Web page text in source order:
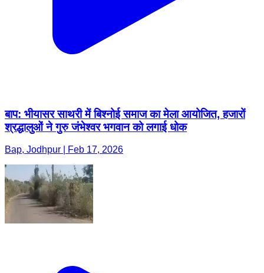
बाप: भीयासर साथरी में बिश्नोई समाज का मेला आयोजित, हजारों
श्रद्धालुओं ने गुरु जंभेश्वर भगवान को लगाई धोक
Bap, Jodhpur | Feb 17, 2026